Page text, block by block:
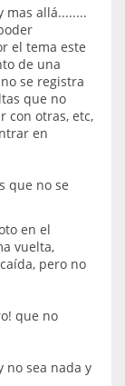
mas allá........
el tema este
de una
se registra
que no
con otras, etc,
en
que no se
en el
vuelta,
pero no
que no
no sea nada y